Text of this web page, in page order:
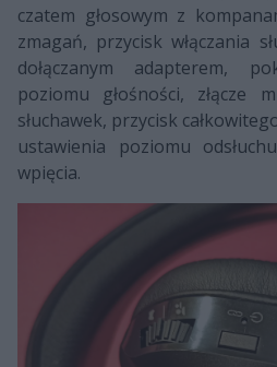
czatem głosowym z
zmagań, przycisk włączania
dołączanym adapterem,
poziomu głośności, złącze
słuchawek, przycisk
ustawienia poziomu
wpięcia.